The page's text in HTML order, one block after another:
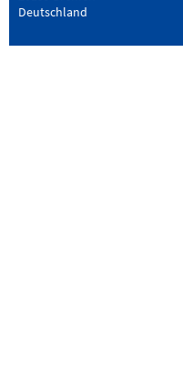
Deutschland